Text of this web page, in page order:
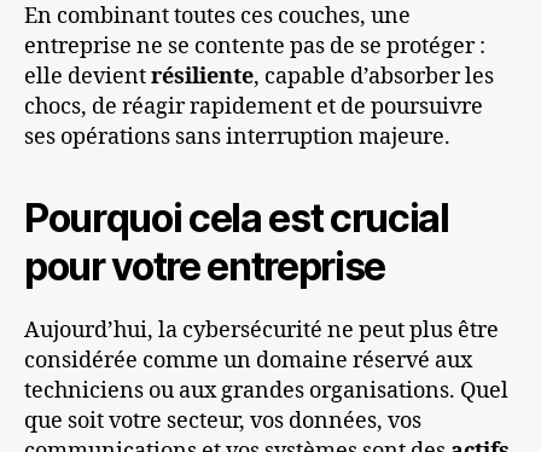
En combinant toutes ces couches, une
entreprise ne se contente pas de se protéger :
elle devientrésiliente, capable d’absorber les
chocs, de réagir rapidement et de poursuivre
ses opérations sans interruption majeure.
Pourquoi cela est crucial
pour votre entreprise
Aujourd’hui, la cybersécurité ne peut plus être
considérée comme un domaine réservé aux
techniciens ou aux grandes organisations. Quel
que soit votre secteur, vos données, vos